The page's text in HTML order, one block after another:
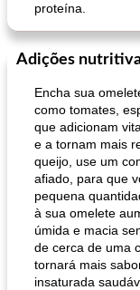
proteína.
Adições
Encha sua
como tomates,
que adicionam
e a tornam mais
queijo, use um
afiado, para que
pequena
à sua omelete
úmida e macia
de cerca de uma
tornará mais
insaturada